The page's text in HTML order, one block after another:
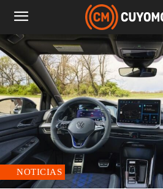
NOTICIAS